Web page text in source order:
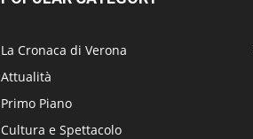
La Cronaca di Verona
Attualità
Primo Piano
Cultura e Spettacolo